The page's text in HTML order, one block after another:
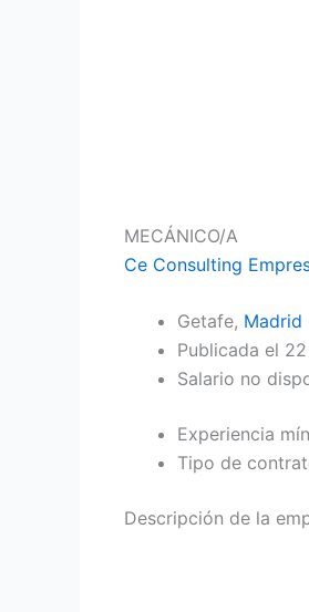
MECÁNICO/A
Ce Consulting
Getafe, Madrid
Publicada el
Salario no
Experiencia
Tipo de
Descripción de la